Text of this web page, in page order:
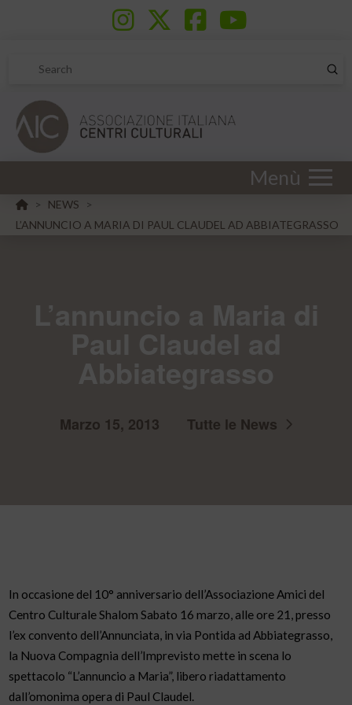
Search
Menù
HOME
> NEWS
>
L’ANNUNCIO A MARIA DI PAUL CLAUDEL AD ABBIATEGRASSO
Marzo 15, 2013 Tutte le News
In occasione del 10° anniversario dell’Associazione Amici del
Centro Culturale Shalom Sabato 16 marzo, alle ore 21, presso
l’ex convento dell’Annunciata, in via Pontida ad Abbiategrasso,
la Nuova Compagnia dell’Imprevisto mette in scena lo
spettacolo “L’annuncio a Maria”, libero riadattamento
dall’omonima opera di Paul Claudel.